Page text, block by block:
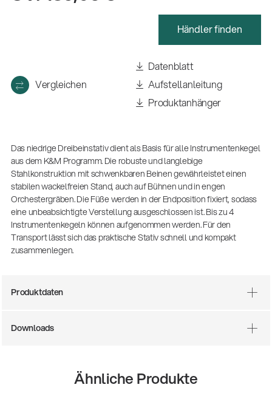
13860-200-25
Mit dabei, wenn Fußballgeschichte
geschrieben wird: Mikrofonieren am
Ausbildung | freie Ausbildungsstellen
Gesamtkatalog 2026
Händler finden
Vergleichen
Datenblatt
Aufstellanleitung
Produktanhänger
Das niedrige Dreibeinstativ dient als Basis für alle Instrumentenkegel
aus dem K&M Programm. Die robuste und langlebige
Stahlkonstruktion mit schwenkbaren Beinen gewährleistet einen
stabilen wackelfreien Stand, auch auf Bühnen und in engen
Orchestergräben. Die Füße werden in der Endposition fixiert, sodass
eine unbeabsichtigte Verstellung ausgeschlossen ist. Bis zu 4
Instrumentenkegeln können aufgenommen werden. Für den
Transport lässt sich das praktische Stativ schnell und kompakt
zusammenlegen.
Produktdaten
Downloads
Ähnliche Produkte